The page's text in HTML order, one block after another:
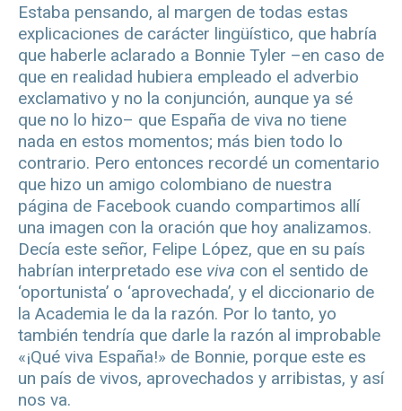
Estaba pensando, al margen de todas estas
explicaciones de carácter lingüístico, que habría
que haberle aclarado a Bonnie Tyler –en caso de
que en realidad hubiera empleado el adverbio
exclamativo y no la conjunción, aunque ya sé
que no lo hizo– que España de viva no tiene
nada en estos momentos; más bien todo lo
contrario. Pero entonces recordé un comentario
que hizo un amigo colombiano de nuestra
página de Facebook cuando compartimos allí
una imagen con la oración que hoy analizamos.
Decía este señor, Felipe López, que en su país
habrían interpretado ese viva con el sentido de
‘oportunista’ o ‘aprovechada’, y el diccionario de
la Academia le da la razón. Por lo tanto, yo
también tendría que darle la razón al improbable
«¡Qué viva España!» de Bonnie, porque este es
un país de vivos, aprovechados y arribistas, y así
nos va.